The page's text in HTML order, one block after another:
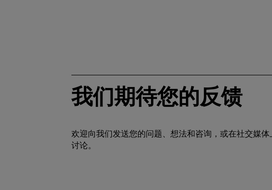
我们期待您的反馈
欢迎向我们发送您的问题、想法和咨询，或在社交媒体
讨论。